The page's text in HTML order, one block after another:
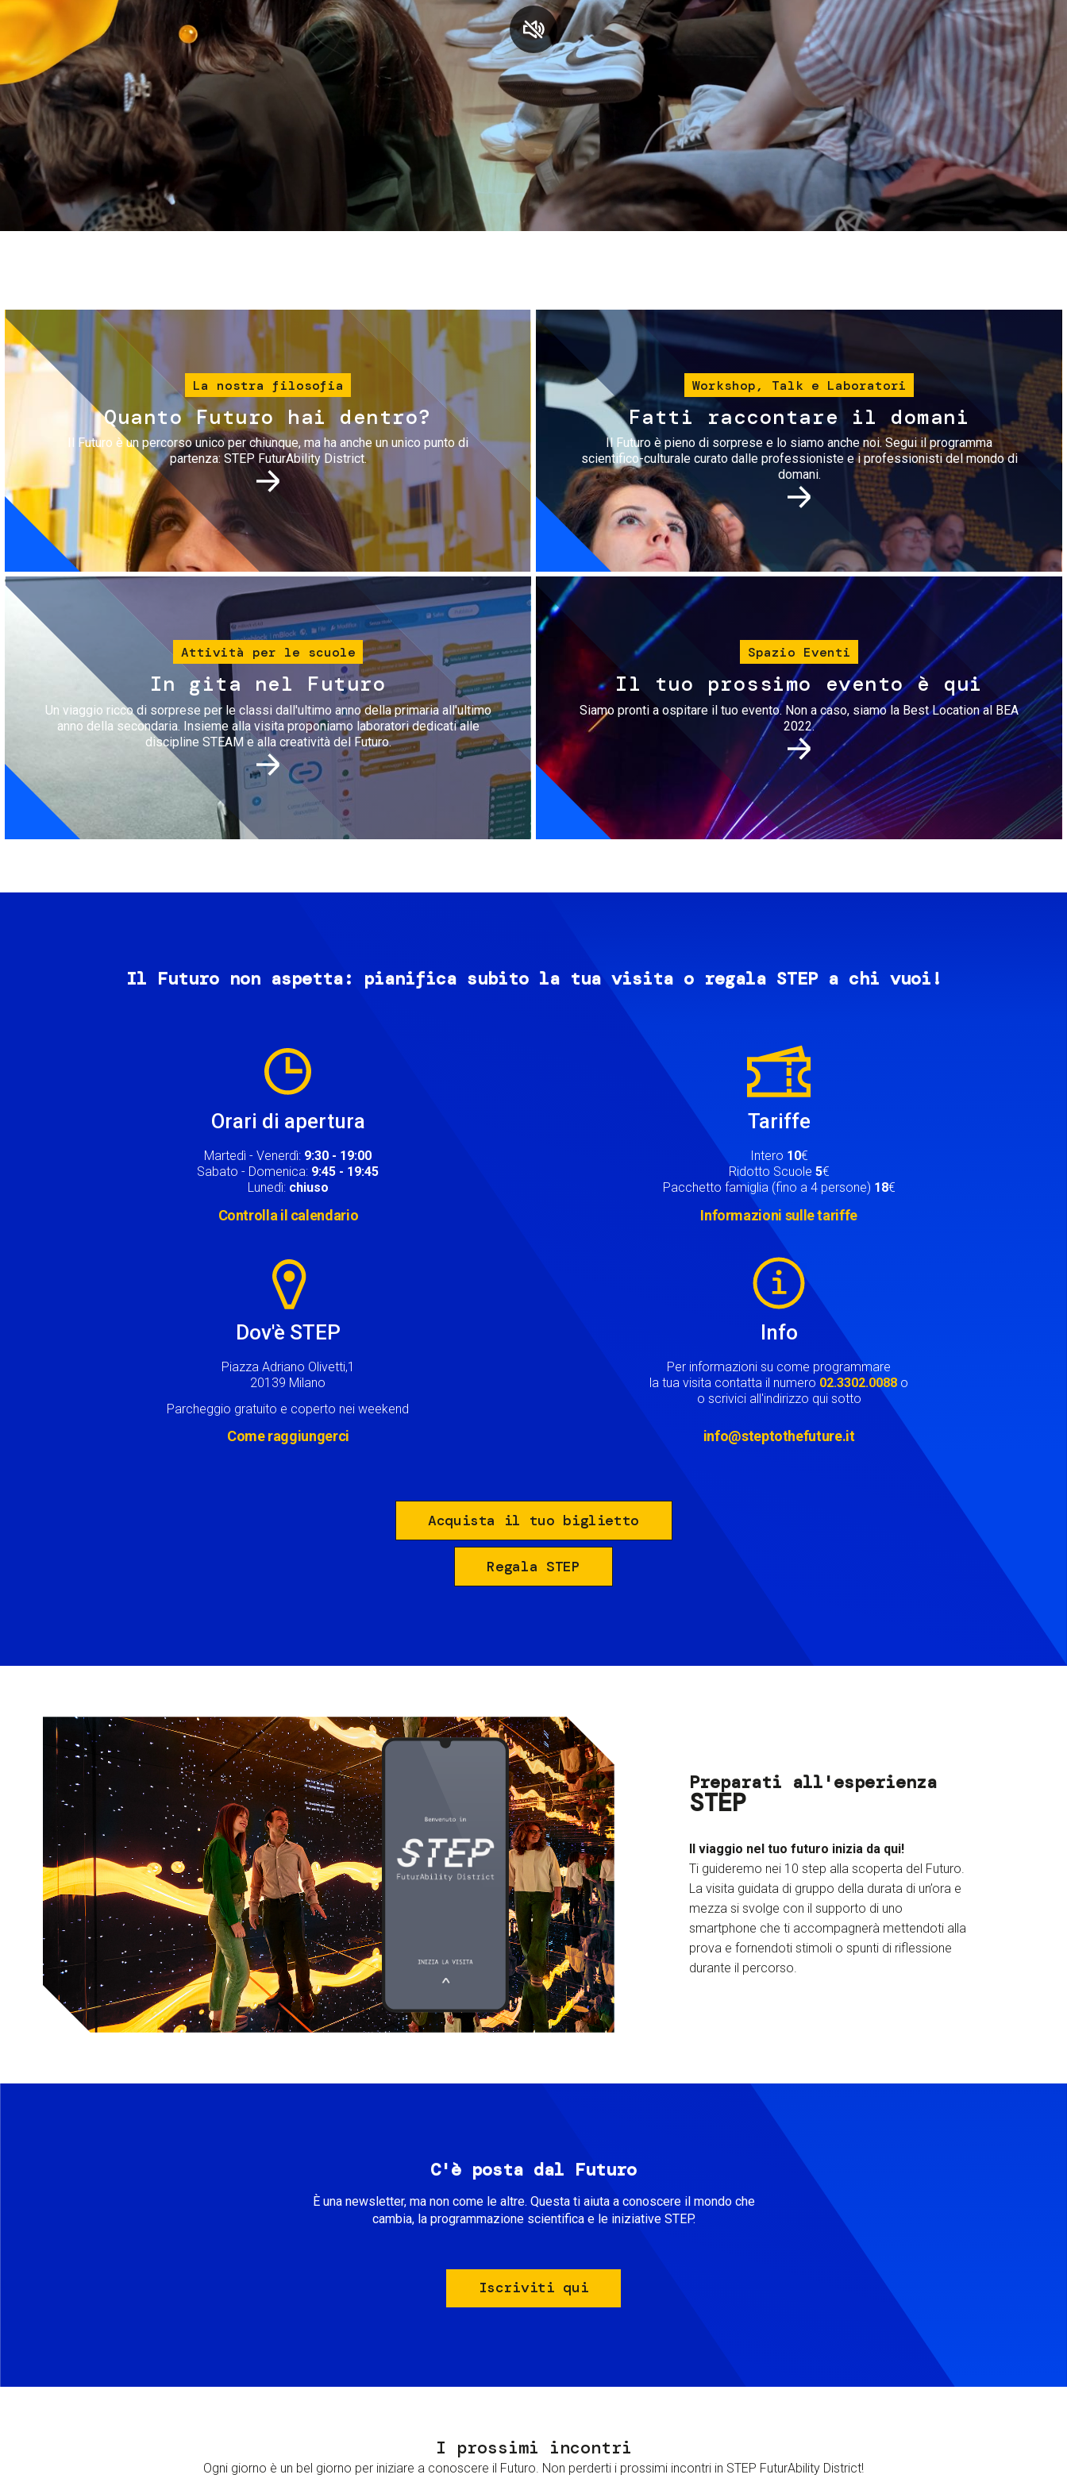
Servizi e accessibilità
Contatti
Biglietti
Immagine
La nostra filosofia
Quanto Futuro hai dentro?
Il Futuro è un percorso unico per chiunque, ma ha anche un unico punto di
partenza: STEP FuturAbility District.
Immagine
Workshop, Talk e Laboratori
Fatti raccontare il domani
Il Futuro è pieno di sorprese e lo siamo anche noi. Segui il programma
scientifico-culturale curato dalle professioniste e i professionisti del mondo di
domani.
Immagine
Attività per le scuole
In gita nel Futuro
Un viaggio ricco di sorprese per le classi dall'ultimo anno della primaria all'ultimo
anno della secondaria. Insieme alla visita proponiamo laboratori dedicati alle
discipline STEAM e alla creatività del Futuro.
Immagine
Spazio Eventi
Il tuo prossimo evento è qui
Siamo pronti a ospitare il tuo evento. Non a caso, siamo la Best Location al BEA
2022.
Il Futuro non aspetta: pianifica subito la tua visita o regala STEP a chi vuoi!
Orari di apertura
Martedì - Venerdì: 9:30 - 19:00
Sabato - Domenica: 9:45 - 19:45
Lunedì: chiuso
Controlla il calendario
Tariffe
Intero 10€
Ridotto Scuole 5€
Pacchetto famiglia (fino a 4 persone) 18€
Informazioni sulle tariffe
Dov'è STEP
Piazza Adriano Olivetti,1
20139 Milano
Parcheggio gratuito e coperto nei weekend
Come raggiungerci
Info
Per informazioni su come programmare
la tua visita contatta il numero 02.3302.0088 o
o scrivici all'indirizzo qui sotto
info@steptothefuture.it
Acquista il tuo biglietto
Regala STEP
Preparati all'esperienza
STEP
Il viaggio nel tuo futuro inizia da qui!
Ti guideremo nei 10 step alla scoperta del Futuro.
La visita guidata di gruppo della durata di un’ora e
mezza si svolge con il supporto di uno
smartphone che ti accompagnerà mettendoti alla
prova e fornendoti stimoli o spunti di riflessione
durante il percorso.
C'è posta dal Futuro
È una newsletter, ma non come le altre. Questa ti aiuta a conoscere il mondo che
cambia, la programmazione scientifica e le iniziative STEP.
Iscriviti qui
I prossimi incontri
Ogni giorno è un bel giorno per iniziare a conoscere il Futuro. Non perderti i prossimi incontri in STEP FuturAbility District!